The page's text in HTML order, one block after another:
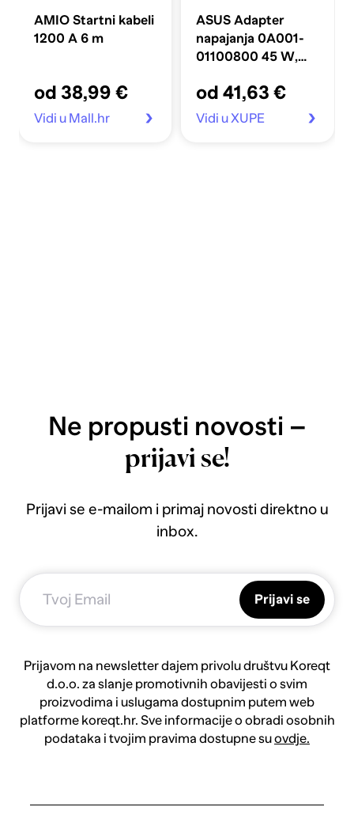
AMIO Startni kabeli
1200 A 6 m
od 38,99 €
Vidi u Mall.hr
ASUS Adapter
napajanja 0A001-
01100800 45 W,
od 41,63 €
Vidi u XUPE
Ne propusti novosti –
prijavi se!
Prijavi se e-mailom i primaj novosti direktno u
inbox.
Prijavi se
Prijavom na newsletter dajem privolu društvu Koreqt
d.o.o. za slanje promotivnih obavijesti o svim
proizvodima i uslugama dostupnim putem web
platforme koreqt.hr. Sve informacije o obradi osobnih
podataka i tvojim pravima dostupne suovdje.